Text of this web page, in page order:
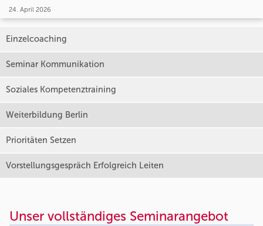
24. April 2026
Einzelcoaching
Seminar Kommunikation
Soziales Kompetenztraining
Weiterbildung Berlin
Prioritäten Setzen
Vorstellungsgespräch Erfolgreich Leiten
Unser vollständiges Seminarangebot